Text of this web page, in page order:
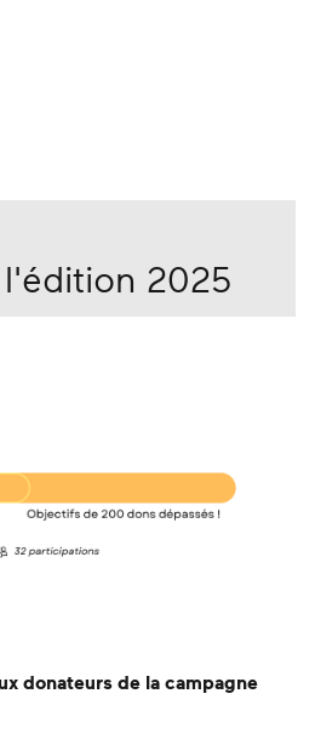
2025
donateurs de la campagne